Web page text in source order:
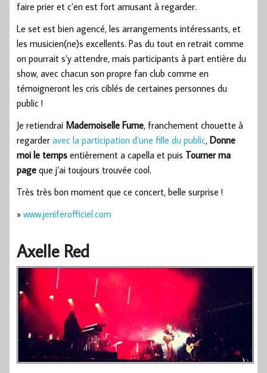
faire prier et c’en est fort amusant à regarder.
Le set est bien agencé, les arrangements intéressants, et
les musicien(ne)s excellents. Pas du tout en retrait comme
on pourrait s’y attendre, mais participants à part entière du
show, avec chacun son propre fan club comme en
témoigneront les cris ciblés de certaines personnes du
public !
Je retiendrai Mademoiselle Fume, franchement chouette à
regarder avec la participation d’une fille du public, Donne
moi le temps entièrement a capella et puis Tourner ma
page que j’ai toujours trouvée cool.
Très très bon moment que ce concert, belle surprise !
» www.jeniferofficiel.com
Axelle Red